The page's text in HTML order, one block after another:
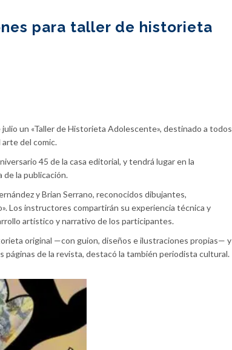
para taller de historieta
un «Taller de Historieta Adolescente», destinado a todos
del comic.
45 de la casa editorial, y tendrá lugar en la
la publicación.
y Brian Serrano, reconocidos dibujantes,
Los instructores compartirán su experiencia técnica y
artístico y narrativo de los participantes.
original —con guion, diseños e ilustraciones propias— y
páginas de la revista, destacó la también periodista cultural.